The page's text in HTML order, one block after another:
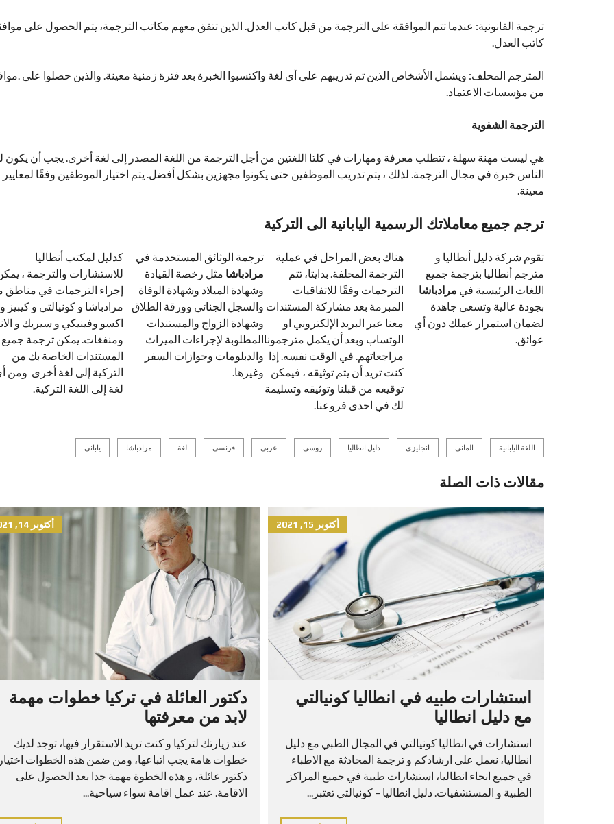
ترجمة القانونية: عندما تتم الموافقة على الترجمة من قبل كاتب العدل. الذين تتفق معهم مكاتب الترجمة، يتم الحصول على
كاتب العدل.
المترجم المحلف: ويشمل الأشخاص الذين تم تدريبهم على أي لغة واكتسبوا الخبرة بعد فترة زمنية معينة. والذين حصلوا على
من مؤسسات الاعتماد.
الترجمة الشفوية
هي ليست مهنة سهلة ، تتطلب معرفة ومهارات في كلتا اللغتين من أجل الترجمة من اللغة المصدر إلى لغة أخرى. يجب أن يكون
الناس خبرة في مجال الترجمة. لذلك ، يتم تدريب الموظفين حتى يكونوا مجهزين بشكل أفضل. يتم اختيار الموظفين وفقًا لمعايير
معينة.
ترجم جميع معاملاتك الرسمية اليابانية الى التركية
تقوم شركة دليل أنطاليا و
مترجم أنطاليا بترجمة جميع
اللغات الرئيسية في مرادباشا
بجودة عالية وتسعى جاهدة
لضمان استمرار عملك دون أي
عوائق.
هناك بعض المراحل في عملية
الترجمة المحلفة. بدايتا، تتم
الترجمات وفقًا للاتفاقيات
المبرمة بعد مشاركة المستندات
معنا عبر البريد الإلكتروني او
الوتساب وبعد أن يكمل مترجمونا
مراجعاتهم. في الوقت نفسه. إذا
كنت تريد أن يتم توثيقه ، فيمكن
توقيعه من قبلنا وتوثيقه وتسليمة
لك في احدى فروعنا.
ترجمة الوثائق المستخدمة في
مرادباشا مثل رخصة القيادة
وشهادة الميلاد وشهادة الوفاة
والسجل الجنائي وورقة الطلاق
وشهادة الزواج والمستندات
المطلوبة لإجراءات الميراث
والدبلومات وجوازات السفر
وغيرها.
كدليل لمكتب أنطاليا
للاستشارات والترجمة ،
إجراء الترجمات في مناطق
مرادباشا و كونيالتي و كيبيز و
اكسو وفينيكي و سيريك و
ومنفغات. يمكن ترجمة جميع
المستندات الخاصة بك من
التركية إلى لغة أخرى ومن
لغة إلى اللغة التركية.
اللغة اليابانية الماني انجليزي دليل انطاليا روسي عربي فرنسي لغة مرادباشا ياباني
مقالات ذات الصلة
أكتوبر 15, 2021
استشارات طبيه في انطاليا كونيالتي
مع دليل انطاليا
استشارات في انطاليا كونيالتي في المجال الطبي مع دليل
انطاليا، نعمل على ارشادكم و ترجمة المحادثة مع الاطباء
في جميع انحاء انطاليا، استشارات طبية في جميع المراكز
الطبية و المستشفيات. دليل انطاليا – كونيالتي تعتبر...
أكتوبر 14, 2021
دكتور العائلة في تركيا خطوات مهمة
لابد من معرفتها
عند زيارتك لتركيا و كنت تريد الاستقرار فيها، توجد لديك
خطوات هامة يجب اتباعها، ومن ضمن هذه الخطوات
دكتور عائلة، و هذه الخطوة مهمة جدا بعد الحصول على
الاقامة. عند عمل اقامة سواء سياحية...